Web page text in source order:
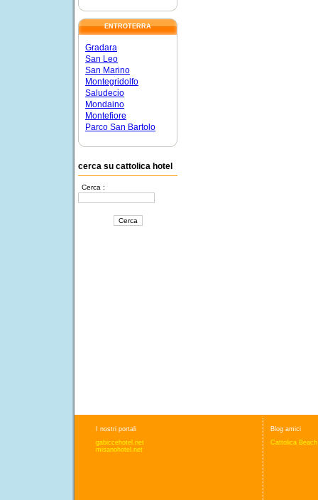
ENTROTERRA
Gradara
San Leo
San Marino
Montegridolfo
Saludecio
Mondaino
Montefiore
Parco San Bartolo
cerca su cattolica hotel
Cerca :
I nostri portali
gabiccehotel.net
misanohotel.net
Blog amici
Cattolica